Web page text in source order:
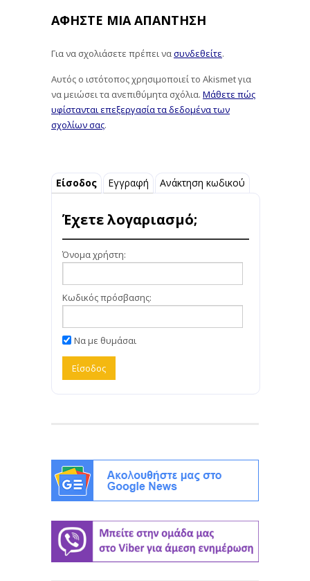
ΑΦΉΣΤΕ ΜΙΑ ΑΠΆΝΤΗΣΗ
Για να σχολιάσετε πρέπει νασυνδεθείτε.
Αυτός ο ιστότοπος χρησιμοποιεί το Akismet για
να μειώσει τα ανεπιθύμητα σχόλια. Μάθετε πώς
υφίστανται επεξεργασία τα δεδομένα των
σχολίων σας.
Είσοδος Εγγραφή Ανάκτηση κωδικού
Έχετε λογαριασμό;
Όνομα χρήστη:
Κωδικός πρόσβασης:
Να με θυμάσαι